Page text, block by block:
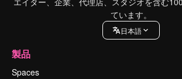
ています。
日本語
製品
Spaces